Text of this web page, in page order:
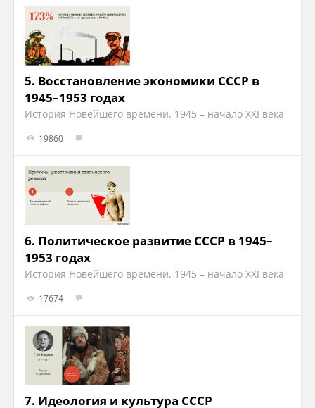
5. Восстановление экономики СССР в
1945–1953 годах
История Новейшего времени. 1945 – начало XXI века
19860
6. Политическое развитие СССР в 1945–
1953 годах
История Новейшего времени. 1945 – начало XXI века
17674
7. Идеология и культура СССР